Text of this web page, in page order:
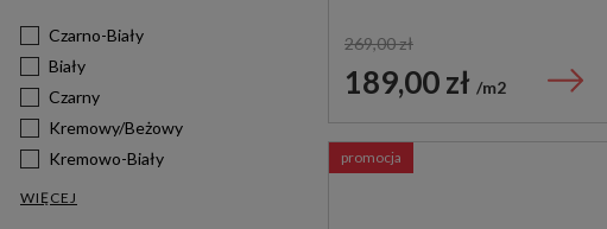
Czarno-Biały
Biały
Czarny
Kremowy/Beżowy
Kremowo-Biały
WIĘCEJ
269,00 zł
189,00 zł m2
promocja